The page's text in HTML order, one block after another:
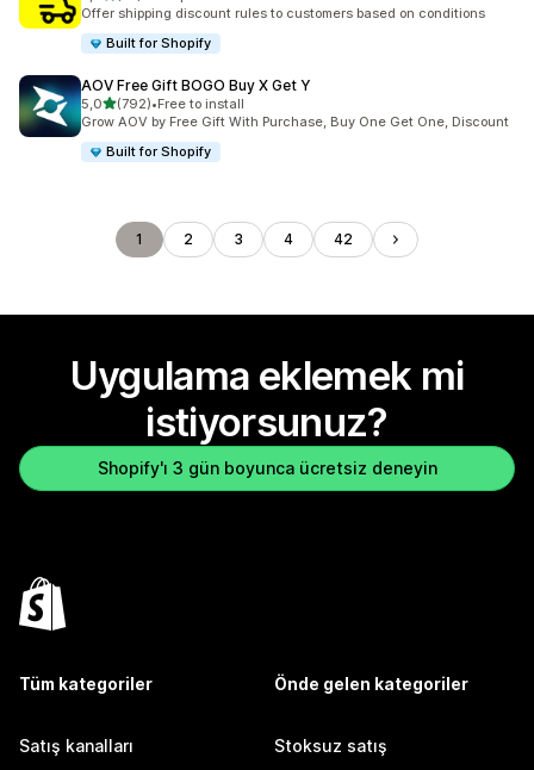
Offer shipping discount rules to customers based on conditions
Built for Shopify
AOV Free Gift BOGO Buy X Get Y
5,05 yıldız üzerinden
(792)
toplam 792 değerlendirme
•Free to install
Grow AOV by Free Gift With Purchase, Buy One Get One, Discount
Built for Shopify
1 2 3 4 42
Uygulama eklemek mi
istiyorsunuz?
Shopify'ı 3 gün boyunca ücretsiz deneyin
Tüm kategoriler
Satış kanalları
Önde gelen kategoriler
Stoksuz satış